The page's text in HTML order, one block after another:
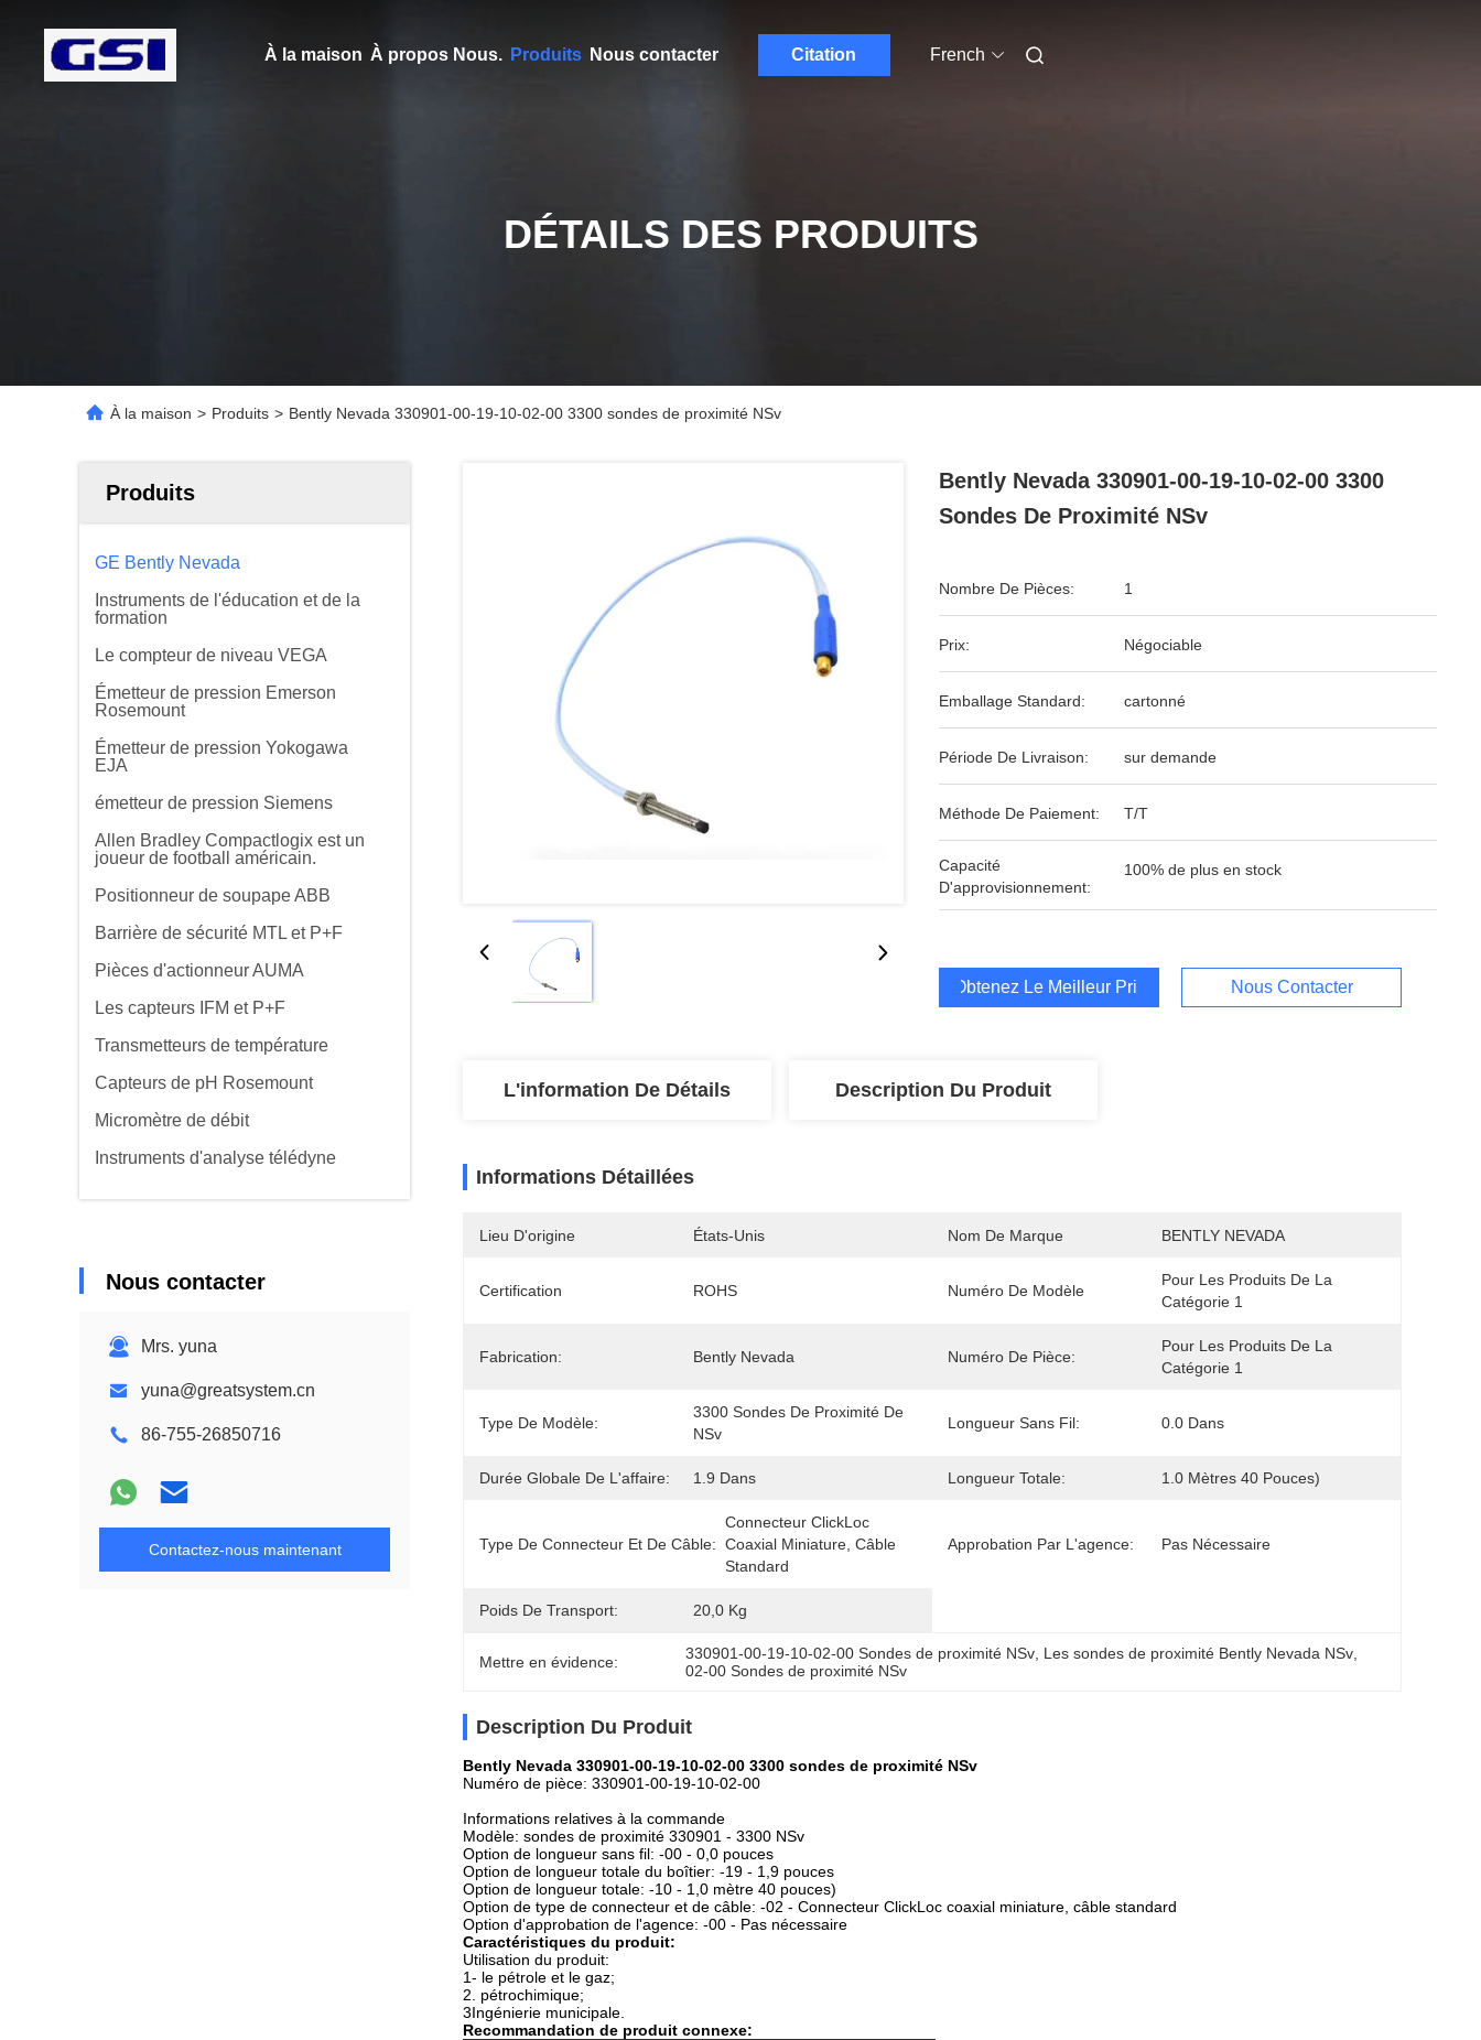
À la maison À propos Nous. Produits Nous contacter Citation French
DÉTAILS DES PRODUITS
À la maison > Produits > Bently Nevada 330901-00-19-10-02-00 3300 sondes de proximité NSv
Produits
GE Bently Nevada
Instruments de l'éducation et de la
formation
Le compteur de niveau VEGA
Émetteur de pression Emerson
Rosemount
Émetteur de pression Yokogawa
EJA
émetteur de pression Siemens
Allen Bradley Compactlogix est un
joueur de football américain.
Positionneur de soupape ABB
Barrière de sécurité MTL et P+F
Pièces d'actionneur AUMA
Les capteurs IFM et P+F
Transmetteurs de température
Capteurs de pH Rosemount
Micromètre de débit
Instruments d'analyse télédyne
Nous contacter
Mrs. yuna
yuna@greatsystem.cn
86-755-26850716
Contactez-nous maintenant
Bently Nevada 330901-00-19-10-02-00 3300
Sondes De Proximité NSv
Nombre De Pièces: 1
Prix: Négociable
Emballage Standard: cartonné
Période De Livraison: sur demande
Méthode De Paiement: T/T
Capacité
D'approvisionnement:
100% de plus en stock
Obtenez Le Meilleur Prix Nous Contacter
L'information De Détails Description Du Produit
Informations Détaillées
Lieu D'origine États-Unis Nom De Marque BENTLY NEVADA
Certification ROHS Numéro De Modèle
Pour Les Produits De La
Catégorie 1
Fabrication: Bently Nevada Numéro De Pièce:
Pour Les Produits De La
Catégorie 1
Type De Modèle:
3300 Sondes De Proximité De
NSv
Longueur Sans Fil: 0.0 Dans
Durée Globale De L'affaire: 1.9 Dans Longueur Totale: 1.0 Mètres 40 Pouces)
Type De Connecteur Et De Câble:
Connecteur ClickLoc
Coaxial Miniature, Câble
Standard
Approbation Par L'agence: Pas Nécessaire
Poids De Transport: 20,0 Kg
Mettre en évidence: 330901-00-19-10-02-00 Sondes de proximité NSv Les sondes de proximité Bently Nevada NSv
02-00 Sondes de proximité NSv
Description Du Produit
Bently Nevada 330901-00-19-10-02-00 3300 sondes de proximité NSv
Numéro de pièce: 330901-00-19-10-02-00
Informations relatives à la commande
Modèle: sondes de proximité 330901 - 3300 NSv
Option de longueur sans fil: -00 - 0,0 pouces
Option de longueur totale du boîtier: -19 - 1,9 pouces
Option de longueur totale: -10 - 1,0 mètre 40 pouces)
Option de type de connecteur et de câble: -02 - Connecteur ClickLoc coaxial miniature, câble standard
Option d'approbation de l'agence: -00 - Pas nécessaire
Caractéristiques du produit:
Utilisation du produit:
1- le pétrole et le gaz;
2. pétrochimique;
3Ingénierie municipale.
Recommandation de produit connexe: